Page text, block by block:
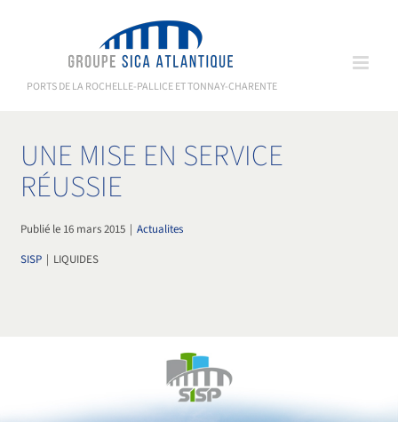
PORTS DE LA ROCHELLE-PALLICE ET TONNAY-CHARENTE
UNE MISE EN SERVICE
RÉUSSIE
Publié le 16 mars 2015 | Actualites
SISP | LIQUIDES